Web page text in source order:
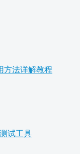
方法详解教程
试工具